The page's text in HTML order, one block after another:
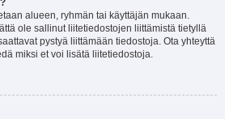
alueen, ryhmän tai käyttäjän mukaan.
ole sallinut liitetiedostojen liittämistä tietyllä
pystyä liittämään tiedostoja. Ota yhteyttä
miksi et voi lisätä liitetiedostoja.